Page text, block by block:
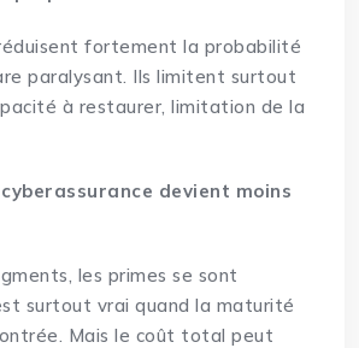
fortement la probabilité
paralysant. Ils limitent surtout
à restaurer, limitation de la
devient moins
les primes se sont
surtout vrai quand la maturité
Mais le coût total peut